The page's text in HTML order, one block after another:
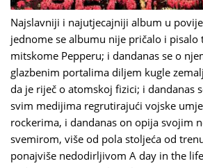
Najslavniji i najutjecajniji album u
jednome se albumu nije pričalo i pisalo
mitskome Pepperu; i dandanas se o
glazbenim portalima diljem kugle
da je riječ o atomskoj fizici; i dandanas
svim medijima regrutirajući vojske
rockerima, i dandanas on opija svojim
svemirom, više od pola stoljeća od
ponajviše nedodirljivom A day in the